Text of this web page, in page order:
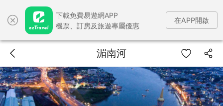
下載免費易遊網APP
機票、訂房及旅遊專屬優惠
在APP開啟
湄南河